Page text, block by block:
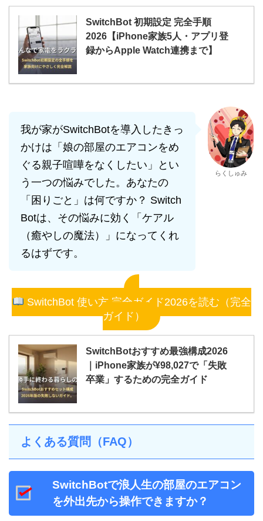
SwitchBot 初期設定 完全手順
2026【iPhone家族5人・アプリ登
録からApple Watch連携まで】
我が家がSwitchBotを導入したきっ
かけは「娘の部屋のエアコンをめ
ぐる親子喧嘩をなくしたい」とい
う一つの悩みでした。あなたの
「困りごと」は何ですか？ Switch
Botは、その悩みに効く「ケアル
（癒やしの魔法）」になってくれ
るはずです。
らくしゅみ
SwitchBot 使い方 完全ガイド2026を読む（完全
ガイド）
SwitchBotおすすめ最強構成2026
｜iPhone家族が¥98,027で「失敗
卒業」するための完全ガイド
よくある質問（FAQ）
SwitchBotで浪人生の部屋のエアコン
を外出先から操作できますか？